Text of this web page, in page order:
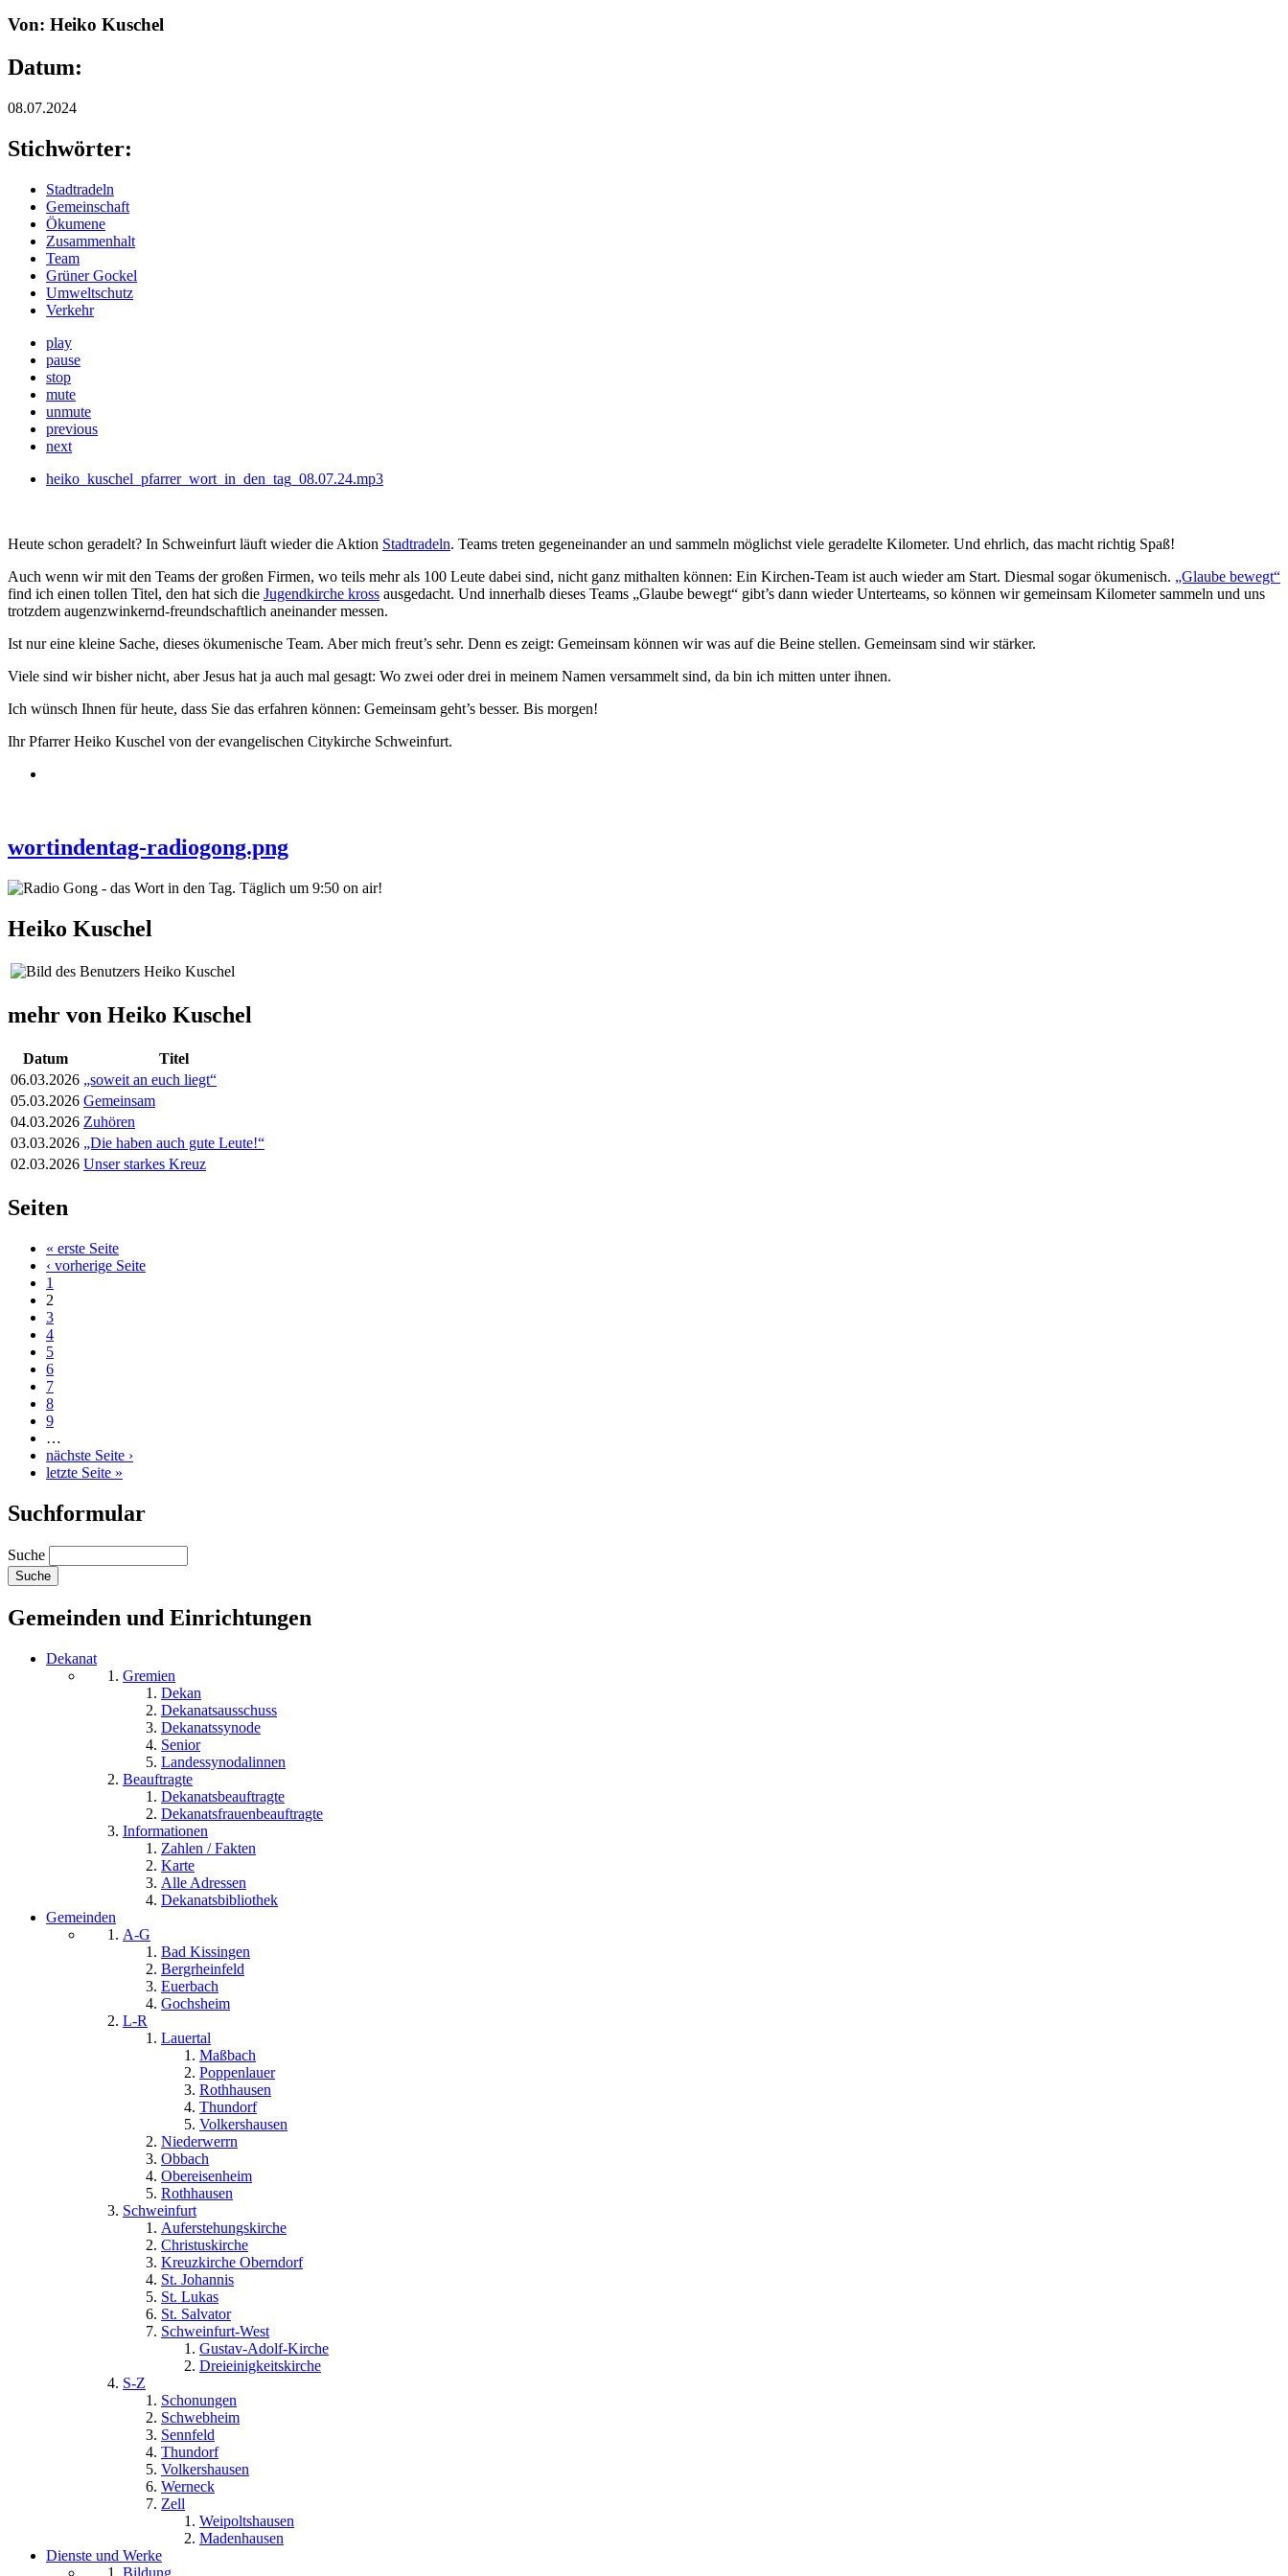
Von: Heiko Kuschel
Datum:
08.07.2024
Stichwörter:
Stadtradeln
Gemeinschaft
Ökumene
Zusammenhalt
Team
Grüner Gockel
Umweltschutz
Verkehr
play
pause
stop
mute
unmute
previous
next
heiko_kuschel_pfarrer_wort_in_den_tag_08.07.24.mp3
Heute schon geradelt? In Schweinfurt läuft wieder die Aktion Stadtradeln. Teams treten gegeneinander an und sammeln möglichst viele geradelte Kilometer. Und ehrlich, das macht richtig Spaß!
Auch wenn wir mit den Teams der großen Firmen, wo teils mehr als 100 Leute dabei sind, nicht ganz mithalten können: Ein Kirchen-Team ist auch wieder am Start. Diesmal sogar ökumenisch. „Glaube bewegt“
find ich einen tollen Titel, den hat sich die Jugendkirche kross ausgedacht. Und innerhalb dieses Teams „Glaube bewegt“ gibt’s dann wieder Unterteams, so können wir gemeinsam Kilometer sammeln und uns
trotzdem augenzwinkernd-freundschaftlich aneinander messen.
Ist nur eine kleine Sache, dieses ökumenische Team. Aber mich freut’s sehr. Denn es zeigt: Gemeinsam können wir was auf die Beine stellen. Gemeinsam sind wir stärker.
Viele sind wir bisher nicht, aber Jesus hat ja auch mal gesagt: Wo zwei oder drei in meinem Namen versammelt sind, da bin ich mitten unter ihnen.
Ich wünsch Ihnen für heute, dass Sie das erfahren können: Gemeinsam geht’s besser. Bis morgen!
Ihr Pfarrer Heiko Kuschel von der evangelischen Citykirche Schweinfurt.
wortindentag-radiogong.png
Heiko Kuschel
mehr von Heiko Kuschel
Datum
Titel
06.03.2026 „soweit an euch liegt“
05.03.2026 Gemeinsam
04.03.2026 Zuhören
03.03.2026 „Die haben auch gute Leute!“
02.03.2026 Unser starkes Kreuz
Seiten
« erste Seite
‹ vorherige Seite
1
2
3
4
5
6
7
8
9
…
nächste Seite ›
letzte Seite »
Suchformular
Suche
Gemeinden und Einrichtungen
Dekanat
Gremien
Dekan
Dekanatsausschuss
Dekanatssynode
Senior
Landessynodalinnen
Beauftragte
Dekanatsbeauftragte
Dekanatsfrauenbeauftragte
Informationen
Zahlen / Fakten
Karte
Alle Adressen
Dekanatsbibliothek
Gemeinden
A-G
Bad Kissingen
Bergrheinfeld
Euerbach
Gochsheim
L-R
Lauertal
Maßbach
Poppenlauer
Rothhausen
Thundorf
Volkershausen
Niederwerrn
Obbach
Obereisenheim
Rothhausen
Schweinfurt
Auferstehungskirche
Christuskirche
Kreuzkirche Oberndorf
St. Johannis
St. Lukas
St. Salvator
Schweinfurt-West
Gustav-Adolf-Kirche
Dreieinigkeitskirche
S-Z
Schonungen
Schwebheim
Sennfeld
Thundorf
Volkershausen
Werneck
Zell
Weipoltshausen
Madenhausen
Dienste und Werke
Bildung